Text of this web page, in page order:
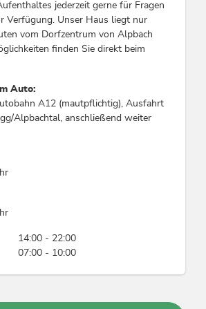
jederzeit gerne für Fragen
Verfügung. Unser Haus liegt nur
vom Dorfzentrum von Alpbach
finden Sie direkt beim
Auto:
A12 (mautpflichtig), Ausfahrt
Alpbachtal, anschließend weiter
14:00 - 22:00
07:00 - 10:00